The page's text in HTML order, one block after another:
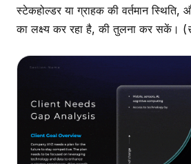
स्टेकहोल्डर या ग्राहक की वर्तमान स्थिति,
का लक्ष्य कर रहा है, की तुलना कर सकें।